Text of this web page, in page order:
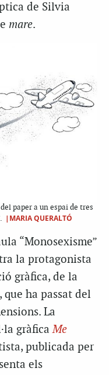
de Silvia
mare.
paper a un espai de tres
|MARIA QUERALTÓ
“Monosexisme”
la protagonista
gràfica, de la
ha passat del
La
gràficaMe
publicada per
els